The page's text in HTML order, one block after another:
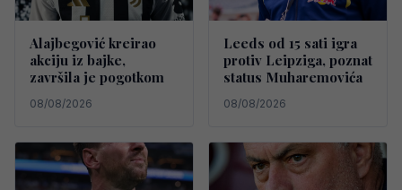
Alajbegović kreirao
akciju iz bajke,
završila je pogotkom
08/08/2026
Leeds od 15 sati igra
protiv Leipziga, poznat
status Muharemovića
08/08/2026